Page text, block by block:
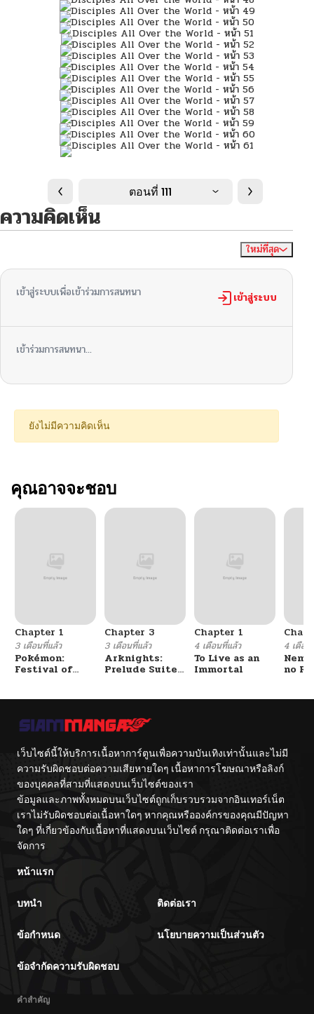
ตอนที่ 111
ความคิดเห็น
ใหม่ที่สุด
เข้าสู่ระบบเพื่อเข้าร่วมการสนทนา เข้าสู่ระบบ
เข้าร่วมการสนทนา...
ยังไม่มีความคิดเห็น
คุณอาจจะชอบ
Chapter 1
3 เดือนที่แล้ว
Pokémon:
Festival of
Chapter 3
3 เดือนที่แล้ว
Arknights:
Prelude Suite:
Chapter 1
4 เดือนที่แล้ว
To Live as an
Immortal
4 เดือน
no
เว็บไซต์นี้ให้บริการเนื้อหาการ์ตูนเพื่อความบันเทิงเท่านั้นและไม่มี
ความรับผิดชอบต่อความเสียหายใดๆ เนื้อหาการโฆษณาหรือลิงก์
ของบุคคลที่สามที่แสดงบนเว็บไซต์ของเรา
ข้อมูลและภาพทั้งหมดบนเว็บไซต์ถูกเก็บรวบรวมจากอินเทอร์เน็ต
เราไม่รับผิดชอบต่อเนื้อหาใดๆ หากคุณหรือองค์กรของคุณมีปัญหา
ใดๆ ที่เกี่ยวข้องกับเนื้อหาที่แสดงบนเว็บไซต์ กรุณาติดต่อเราเพื่อ
จัดการ
หน้าแรก
บทนำ ติดต่อเรา
ข้อกำหนด นโยบายความเป็นส่วนตัว
ข้อจำกัดความรับผิดชอบ
คำสำคัญ